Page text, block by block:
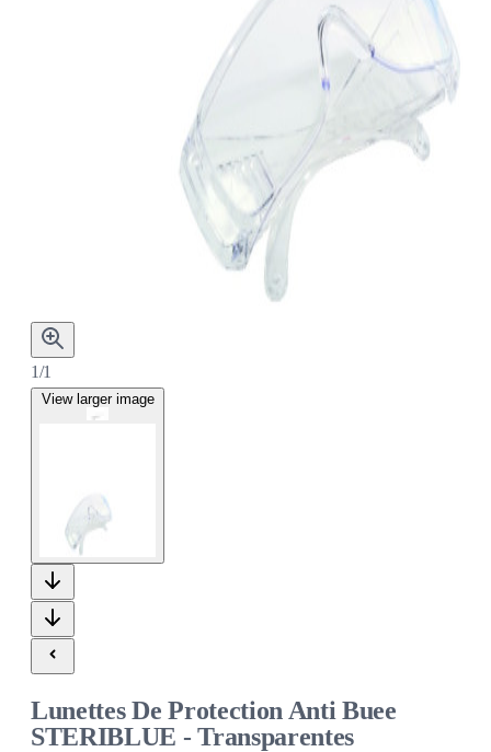
1/1
View larger image
Lunettes De Protection Anti Buee
STERIBLUE - Transparentes